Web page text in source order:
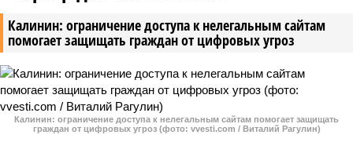
Калинин: ограничение доступа к нелегальным сайтам
помогает защищать граждан от цифровых угроз
Калинин: ограничение доступа к нелегальным сайтам помогает защищать
граждан от цифровых угроз (фото: vvesti.com / Виталий Рагулин)